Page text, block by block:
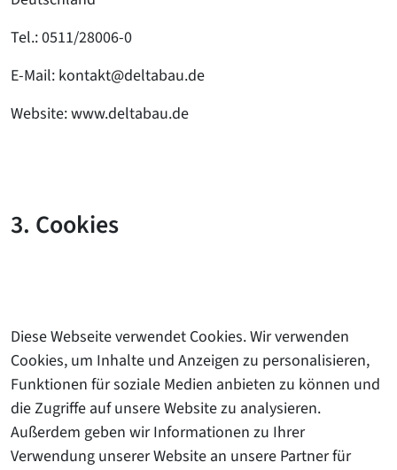
Tel.: 0511/28006-0
E-Mail: kontakt@deltabau.de
Website: www.deltabau.de
3. Cookies
Diese Webseite verwendet Cookies. Wir verwenden
Cookies, um Inhalte und Anzeigen zu personalisieren,
Funktionen für soziale Medien anbieten zu können und
die Zugriffe auf unsere Website zu analysieren.
Außerdem geben wir Informationen zu Ihrer
Verwendung unserer Website an unsere Partner für